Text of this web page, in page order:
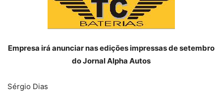
Empresa irá anunciar nas edições impressas de setembro
do Jornal Alpha Autos
Sérgio Dias